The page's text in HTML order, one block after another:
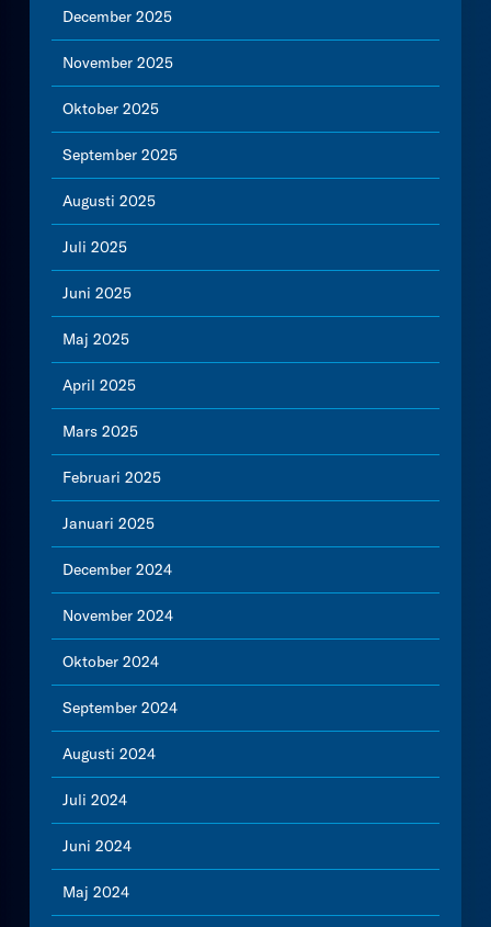
December 2025
November 2025
Oktober 2025
September 2025
Augusti 2025
Juli 2025
Juni 2025
Maj 2025
April 2025
Mars 2025
Februari 2025
Januari 2025
December 2024
November 2024
Oktober 2024
September 2024
Augusti 2024
Juli 2024
Juni 2024
Maj 2024